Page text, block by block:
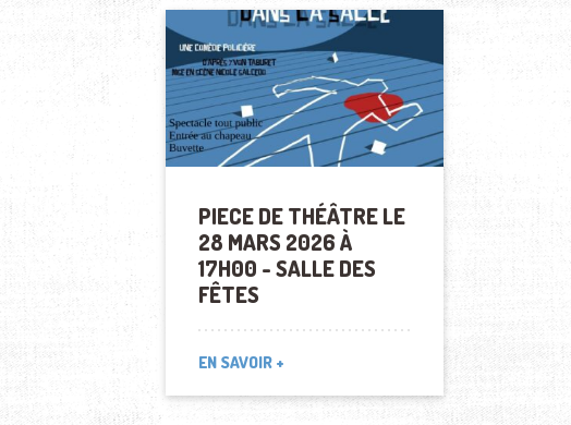
PIECE DE THÉÂTRE LE
28 MARS 2026 À
17H00 - SALLE DES
FÊTES
EN SAVOIR +